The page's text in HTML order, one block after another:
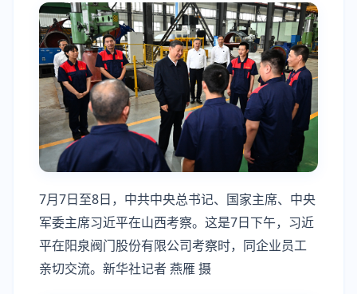
7月7日至8日，中共中央总书记、国家主席、中央
军委主席习近平在山西考察。这是7日下午，习近
平在阳泉阀门股份有限公司考察时，同企业员工
亲切交流。新华社记者 燕雁 摄